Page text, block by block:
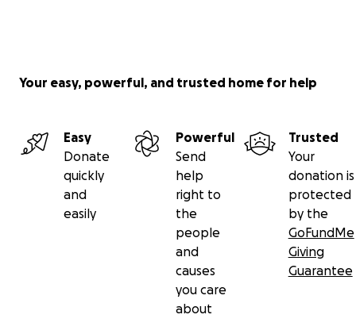
Your easy, powerful, and trusted home for help
Easy
Donate
quickly
and
easily
Powerful
Send
help
right to
the
people
and
causes
you care
about
Trusted
Your
donation is
protected
by the
GoFundMe
Giving
Guarantee